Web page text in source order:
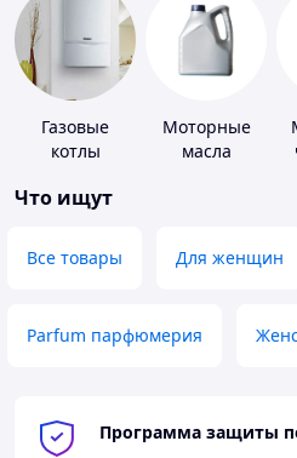
Газовые
котлы
Моторные
масла
Что ищут
Все товары Для женщин
Parfum парфюмерия
Программа защиты